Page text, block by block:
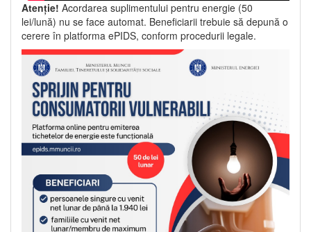
Atenție! Acordarea suplimentului pentru energie (50
lei/lună) nu se face automat. Beneficiarii trebuie să depună o
cerere în platforma ePIDS, conform procedurii legale.